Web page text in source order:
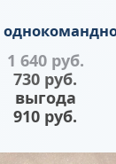
1 640 руб.
730 руб.
выгода
910 руб.